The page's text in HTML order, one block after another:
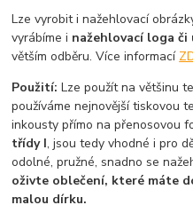
Lze vyrobit i nažehlovací
vyrábíme i nažehlovací loga
větším odběru. Více informací
Použití: Lze použít na většinu
používáme nejnovější tiskovou
inkousty přímo na přenosovou
třídy I, jsou tedy vhodné i pro
odolné, pružné, snadno se
oživte oblečení, které máte
malou dírku.